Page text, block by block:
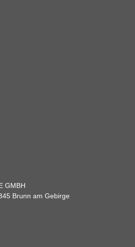
GMBH
Brunn am Gebirge